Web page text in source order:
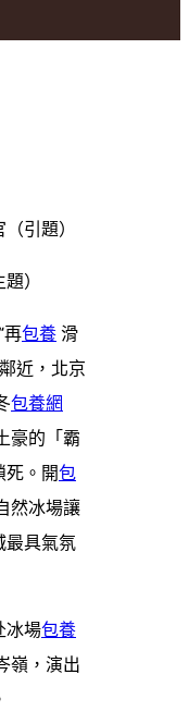
引題）
）
再包養 滑
近，北京
包養網
豪的「霸
死。開包
然冰場讓
最具氣氛
冰場包養
嶺，演出